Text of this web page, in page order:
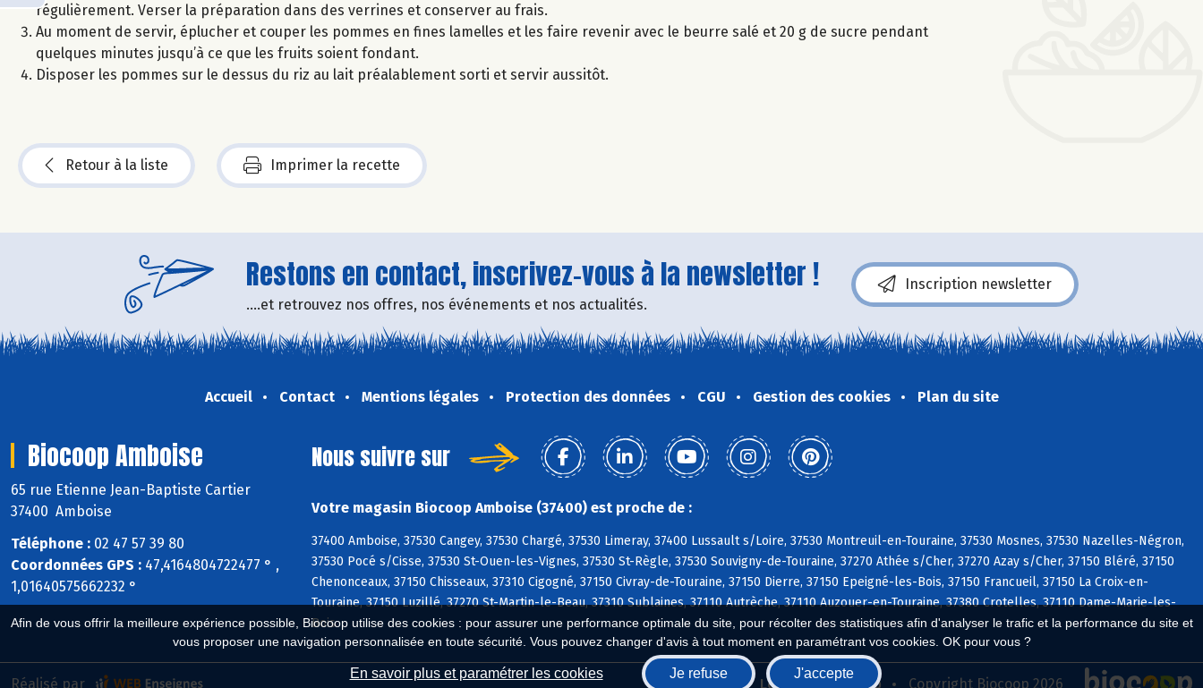
Afin de vous offrir la meilleure expérience possible, Biocoop utilise des cookies : pour assurer une performance optimale du site, pour récolter des statistiques afin d'analyser le trafic et la performance du site et
vous proposer une navigation personnalisée en toute sécurité. Vous pouvez changer d'avis à tout moment en paramétrant vos cookies. OK pour vous ?
En savoir plus et paramétrer les cookies Je refuse J'accepte
régulièrement. Verser la préparation dans des verrines et conserver au frais.
Au moment de servir, éplucher et couper les pommes en fines lamelles et les faire revenir avec le beurre salé et 20 g de sucre pendant
quelques minutes jusqu’à ce que les fruits soient fondant.
Disposer les pommes sur le dessus du riz au lait préalablement sorti et servir aussitôt.
Retour à la liste Imprimer la recette
Restons en contact, inscrivez-vous à la newsletter !
....et retrouvez nos offres, nos événements et nos actualités.
Inscription newsletter
Accueil Contact Mentions légales Protection des données CGU Gestion des cookies Plan du site
Biocoop Amboise
65 rue Etienne Jean-Baptiste Cartier
37400 Amboise
Téléphone : 02 47 57 39 80
Coordonnées GPS : 47,4164804722477 ° ,
1,01640575662232 °
Nous suivre sur
Votre magasin Biocoop Amboise (37400) est proche de :
37400 Amboise, 37530 Cangey, 37530 Chargé, 37530 Limeray, 37400 Lussault s/Loire, 37530 Montreuil-en-Touraine, 37530 Mosnes, 37530 Nazelles-Négron,
37530 Pocé s/Cisse, 37530 St-Ouen-les-Vignes, 37530 St-Règle, 37530 Souvigny-de-Touraine, 37270 Athée s/Cher, 37270 Azay s/Cher, 37150 Bléré, 37150
Chenonceaux, 37150 Chisseaux, 37310 Cigogné, 37150 Civray-de-Touraine, 37150 Dierre, 37150 Epeigné-les-Bois, 37150 Francueil, 37150 La Croix-en-
Touraine, 37150 Luzillé, 37270 St-Martin-le-Beau, 37310 Sublaines, 37110 Autrèche, 37110 Auzouer-en-Touraine, 37380 Crotelles, 37110 Dame-Marie-les-
Bois
Biocoop.fr Le réseau Biocoop Copyright Biocoop 2026
Réalisé par